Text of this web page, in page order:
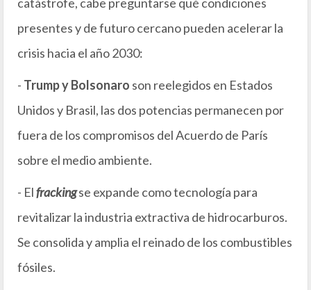
presentes y de futuro cercano pueden acelerar la
crisis hacia el año 2030:
- Trumpy Bolsonaro son reelegidos en Estados
Unidos y Brasil, las dos potencias permanecen por
fuera de los compromisos del Acuerdo de París
sobre el medio ambiente.
- Elfrackingse expande como tecnología para
revitalizar la industria extractiva de hidrocarburos.
Se consolida y amplia el reinado de los combustibles
fósiles.